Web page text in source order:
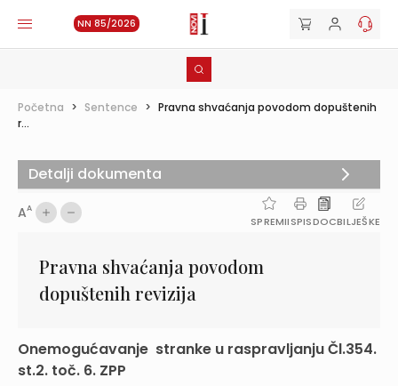
NN 85/2026
Početna > Sentence > Pravna shvaćanja povodom dopuštenih
r...
AA
SPREMIISPISDOCBILJEŠKE
Pravna shvaćanja povodom
dopuštenih revizija
Onemogućavanje stranke u raspravljanju Čl.354.
st.2. toč. 6. ZPP
Detalji dokumenta